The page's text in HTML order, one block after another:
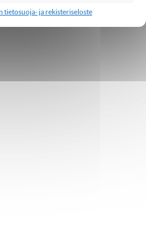
tietosuoja- ja rekisteriseloste